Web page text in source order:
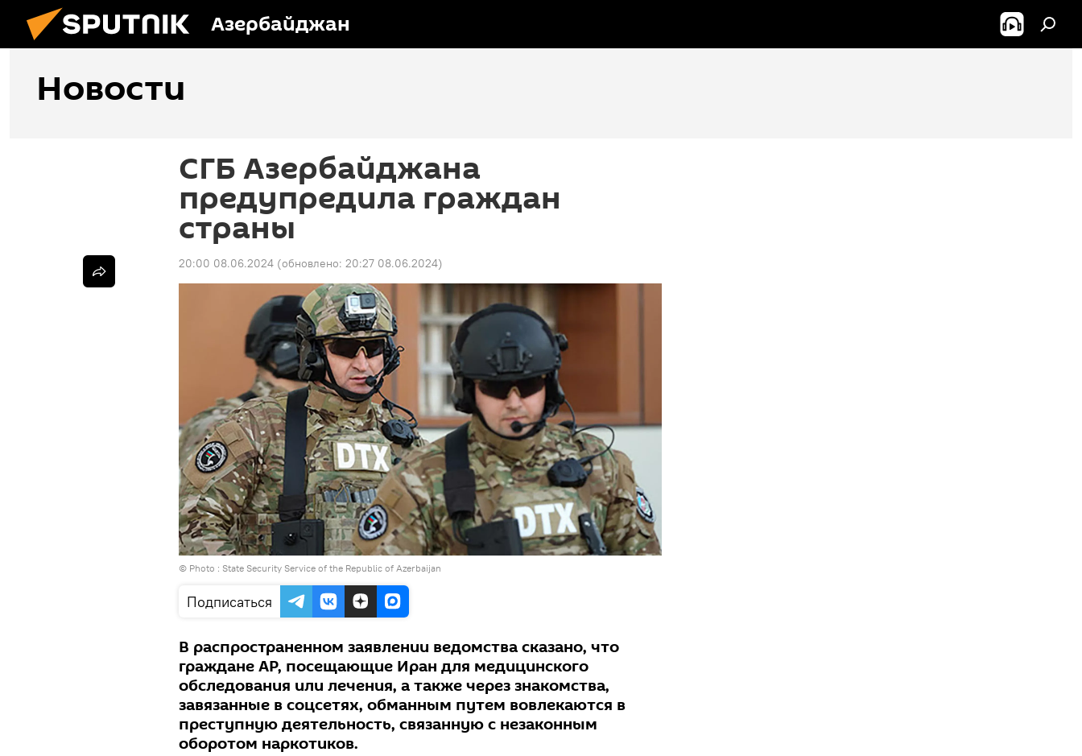
Азербайджан
Новости
СГБ Азербайджана
предупредила граждан
страны
20:00 08.06.2024 (обновлено: 20:27 08.06.2024)
© Photo : State Security Service of the Republic of Azerbaijan
Подписаться
В распространенном заявлении ведомства сказано, что
граждане АР, посещающие Иран для медицинского
обследования или лечения, а также через знакомства,
завязанные в соцсетях, обманным путем вовлекаются в
преступную деятельность, связанную с незаконным
оборотом наркотиков.